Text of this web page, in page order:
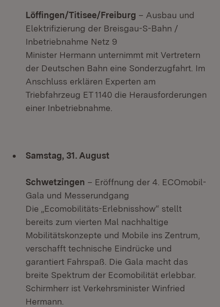
Löffingen/Titisee/Freiburg – Ausbau und
Elektrifizierung der Breisgau-S-Bahn /
Inbetriebnahme Netz 9
Minister Hermann unternimmt mit Vertretern
der Deutschen Bahn eine Sonderzugfahrt. Im
Anschluss erklären Experten am
Triebfahrzeug ET 1140 die Herausforderungen
einer Inbetriebnahme.
Samstag, 31. August
Schwetzingen – Eröffnung der 4. ECOmobil-
Gala und Messerundgang
Die „Ecomobilitäts-Erlebnisshow“ stellt
bereits zum vierten Mal nachhaltige
Mobilitätskonzepte und Mobile ins Zentrum,
verschafft technische Eindrücke und
garantiert Fahrspaß. Die Gala macht das
breite Spektrum der Ecomobilität erlebbar.
Schirmherr ist Verkehrsminister Winfried
Hermann.